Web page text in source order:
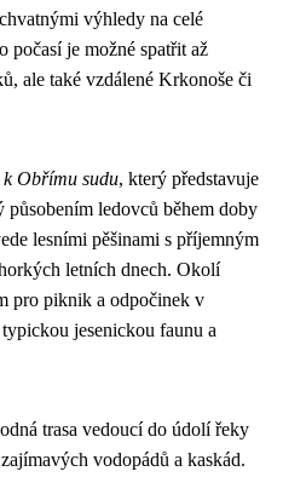
výhledy na celé
počasí je možné spatřit až
ale také vzdálené Krkonoše či
Obřímu sudu, který představuje
ledovců během doby
lesními pěšinami s příjemným
letních dnech. Okolí
pro piknik a odpočinek v
jesenickou faunu a
trasa vedoucí do údolí řeky
vodopádů a kaskád.